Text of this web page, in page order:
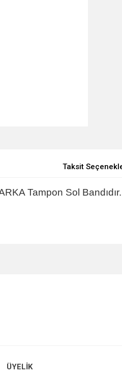
Taksit
Tampon Sol Bandıdır.
ÜYELİK